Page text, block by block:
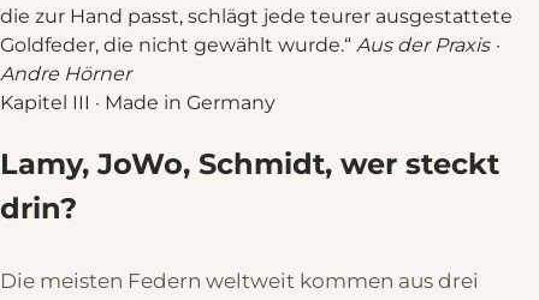
die zur Hand passt, schlägt jede teurer ausgestattete
Goldfeder, die nicht gewählt wurde. Aus der Praxis ·
Andre Hörner
Kapitel III · Made in Germany
Lamy, JoWo, Schmidt, wer steckt
drin?
Die meisten Federn weltweit kommen aus drei